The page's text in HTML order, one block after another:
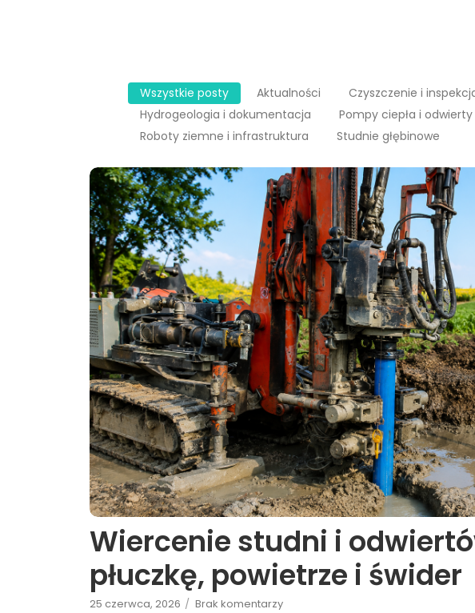
Wszystkie posty Aktualności
Czyszczenie i
Hydrogeologia i dokumentacja
Pompy ciepła i odwierty
Roboty ziemne i infrastruktura
Studnie głębinowe
Wiercenie studni i
płuczkę, powietrze i świder
25 czerwca, 2026 / Brak komentarzy